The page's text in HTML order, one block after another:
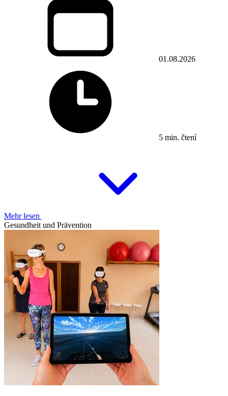
01.08.2026
5 min. čtení
Mehr lesen
Gesundheit und Prävention